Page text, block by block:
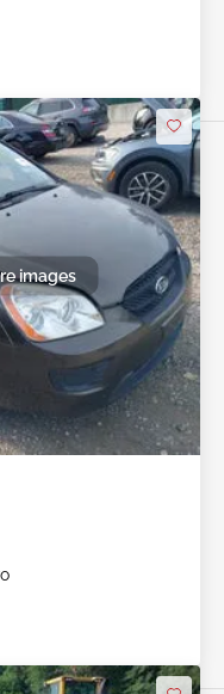
images